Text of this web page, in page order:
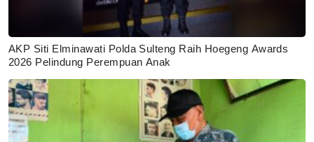
AKP Siti Elminawati Polda Sulteng Raih Hoegeng Awards
2026 Pelindung Perempuan Anak